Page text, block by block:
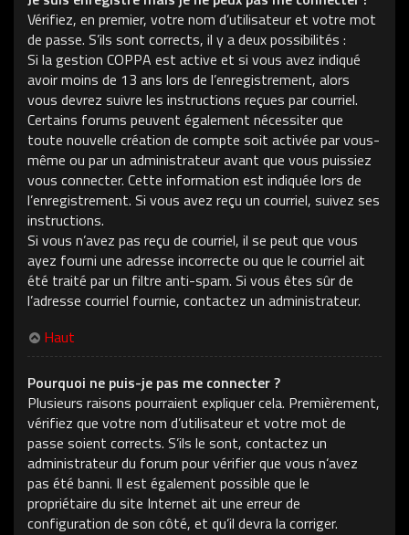
Vérifiez, en premier, votre nom d’utilisateur et votre mot
de passe. S’ils sont corrects, il y a deux possibilités :
Si la gestion COPPA est active et si vous avez indiqué
avoir moins de 13 ans lors de l’enregistrement, alors
vous devrez suivre les instructions reçues par courriel.
Certains forums peuvent également nécessiter que
toute nouvelle création de compte soit activée par vous-
même ou par un administrateur avant que vous puissiez
vous connecter. Cette information est indiquée lors de
l’enregistrement. Si vous avez reçu un courriel, suivez ses
instructions.
Si vous n’avez pas reçu de courriel, il se peut que vous
ayez fourni une adresse incorrecte ou que le courriel ait
été traité par un filtre anti-spam. Si vous êtes sûr de
l’adresse courriel fournie, contactez un administrateur.
Haut
Pourquoi ne puis-je pas me connecter ?
Plusieurs raisons pourraient expliquer cela. Premièrement,
vérifiez que votre nom d’utilisateur et votre mot de
passe soient corrects. S’ils le sont, contactez un
administrateur du forum pour vérifier que vous n’avez
pas été banni. Il est également possible que le
propriétaire du site Internet ait une erreur de
configuration de son côté, et qu’il devra la corriger.